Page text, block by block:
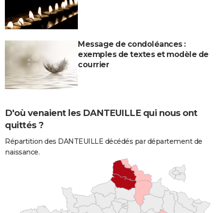
Message de condoléances :
exemples de textes et modèle de
courrier
D'où venaient les DANTEUILLE qui nous ont
quittés ?
Répartition des DANTEUILLE décédés par département de
naissance.